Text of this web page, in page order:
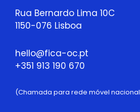
Rua Bernardo Lima 10C
1150-076 Lisboa
hello@fica-oc.pt
+351 913 190 670
(Chamada para rede móvel nacional